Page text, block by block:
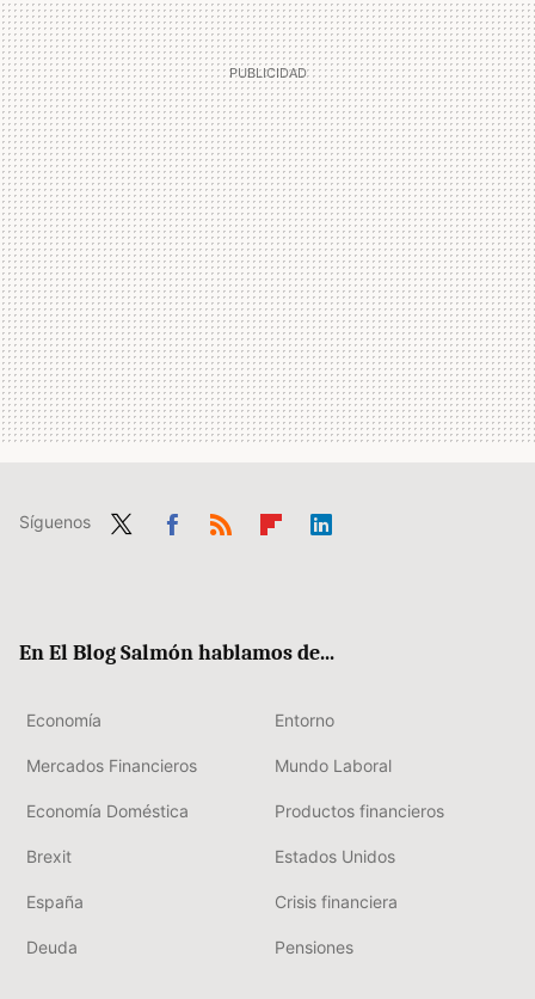
Síguenos
En El Blog Salmón hablamos de...
Economía Entorno
Mercados Financieros Mundo Laboral
Economía Doméstica Productos financieros
Brexit Estados Unidos
España Crisis financiera
Deuda Pensiones